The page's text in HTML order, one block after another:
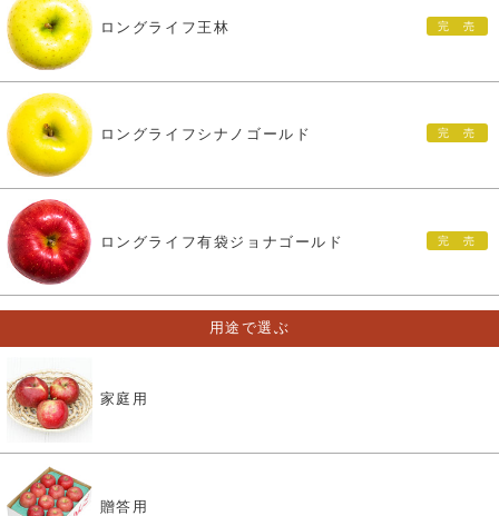
ロングライフ王林
ロングライフシナノゴールド
ロングライフ有袋ジョナゴールド
用途で選ぶ
家庭用
贈答用